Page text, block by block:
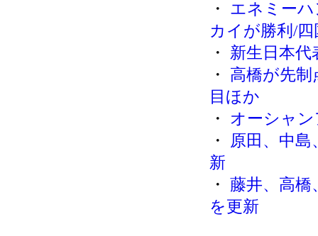
・ エネミー
カイが勝利/
・ 新生日本代
・ 高橋が先
目ほか
・ オーシャ
・
原田、中
新
・ 藤井、高橋
を更新